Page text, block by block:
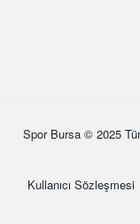
Spor Bursa © 2025
Kullanıcı Sözleşmesi